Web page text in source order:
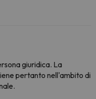
giuridica. La
pertanto nell'ambito di